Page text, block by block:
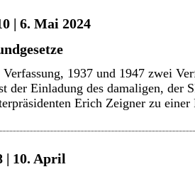
| 6. Mai 2024
1937 und 1947 zwei
der Einladung des damaligen, der
Erich Zeigner zu
| 10. April